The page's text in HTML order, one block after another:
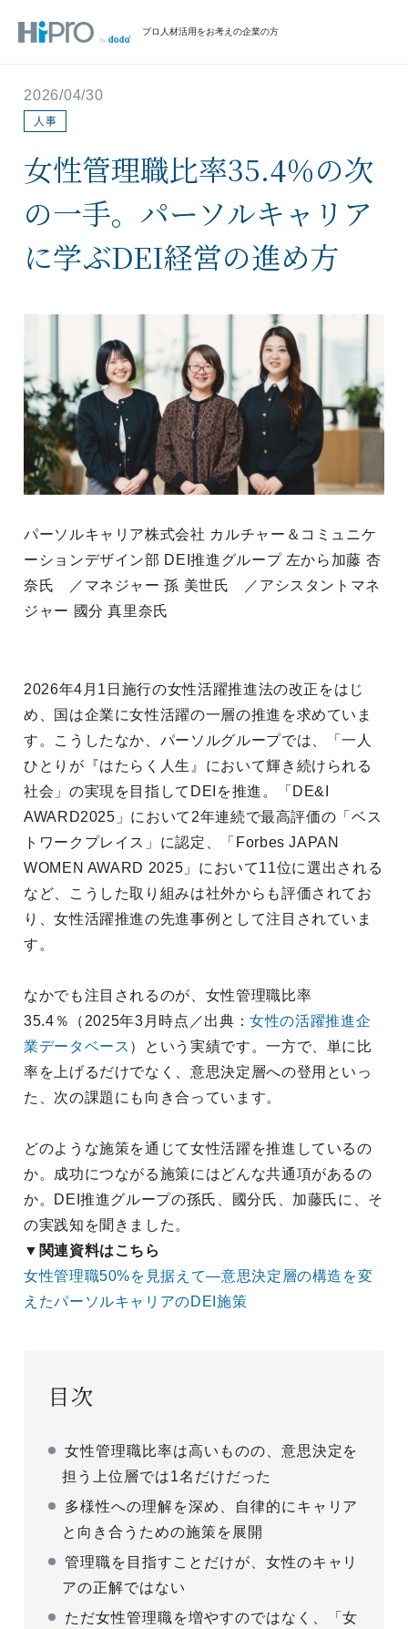
プロ人材活用をお考えの企業の方
2026/04/30
人事
女性管理職比率35.4％の次
の一手。パーソルキャリア
に学ぶDEI経営の進め方
パーソルキャリア株式会社 カルチャー＆コミュニケ
ーションデザイン部 DEI推進グループ 左から加藤 杏
奈氏 ／マネジャー 孫 美世氏 ／アシスタントマネ
ジャー 國分 真里奈氏
2026年4月1日施行の女性活躍推進法の改正をはじ
め、国は企業に女性活躍の一層の推進を求めていま
す。こうしたなか、パーソルグループでは、「一人
ひとりが『はたらく人生』において輝き続けられる
社会」の実現を目指してDEIを推進。「DE&I
AWARD2025」において2年連続で最高評価の「ベス
トワークプレイス」に認定、「Forbes JAPAN
WOMEN AWARD 2025」において11位に選出される
など、こうした取り組みは社外からも評価されてお
り、女性活躍推進の先進事例として注目されていま
す。
なかでも注目されるのが、女性管理職比率
35.4％（2025年3月時点／出典：女性の活躍推進企
業データベース ）という実績です。一方で、単に比
率を上げるだけでなく、意思決定層への登用といっ
た、次の課題にも向き合っています。
どのような施策を通じて女性活躍を推進しているの
か。成功につながる施策にはどんな共通項があるの
か。DEI推進グループの孫氏、國分氏、加藤氏に、そ
の実践知を聞きました。
▼関連資料はこちら
女性管理職50%を見据えて―意思決定層の構造を変
えたパーソルキャリアのDEI施策
目次
女性管理職比率は高いものの、意思決定を
担う上位層では1名だけだった
多様性への理解を深め、自律的にキャリア
と向き合うための施策を展開
管理職を目指すことだけが、女性のキャリ
アの正解ではない
ただ女性管理職を増やすのではなく、「女